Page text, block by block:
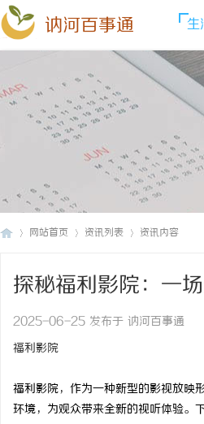
讷河百事通 生
网站首页 资讯列表 资讯内容
探秘福利影院：一
2025-06-25 发布于 讷河百事通
福利影院
福利影院，作为一种新型的影视放映
环境，为观众带来全新的视听体验。